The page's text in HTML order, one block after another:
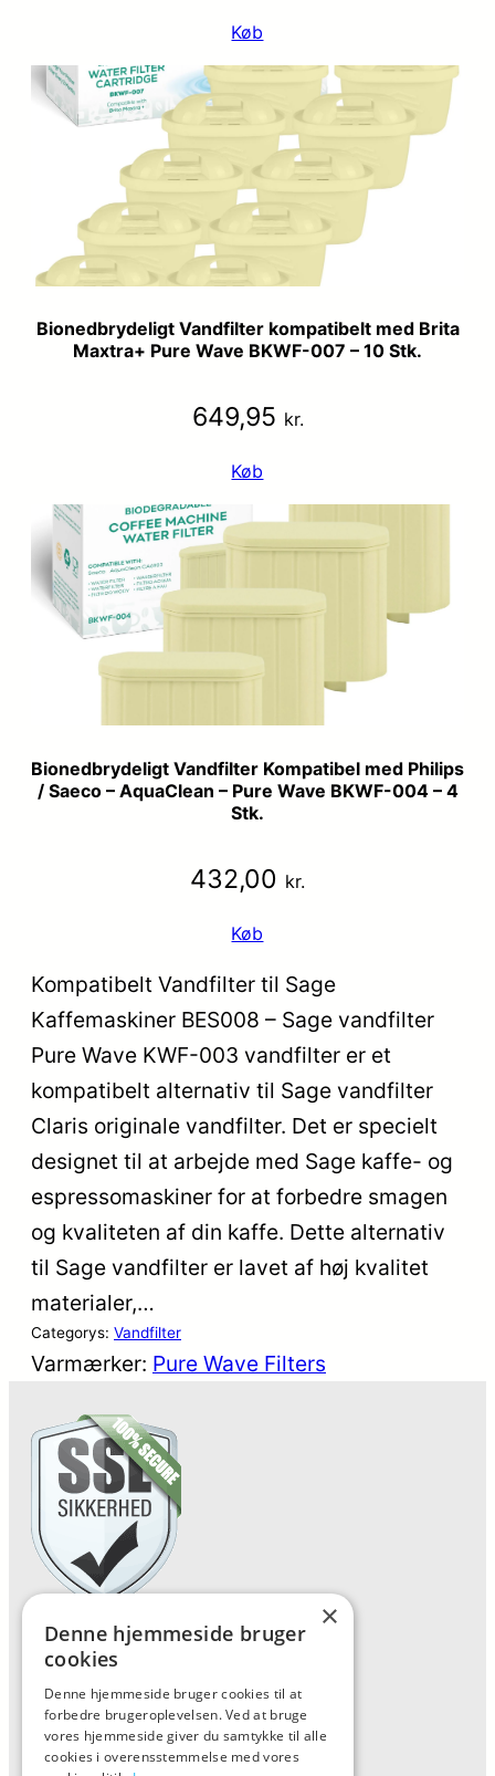
Køb
Bionedbrydeligt Vandfilter kompatibelt med Brita
Maxtra+ Pure Wave BKWF-007 – 10 Stk.
649,95 kr.
Køb
Bionedbrydeligt Vandfilter Kompatibel med Philips
/ Saeco – AquaClean – Pure Wave BKWF-004 – 4
Stk.
432,00 kr.
Køb
Kompatibelt Vandfilter til Sage
Kaffemaskiner BES008 – Sage vandfilter
Pure Wave KWF-003 vandfilter er et
kompatibelt alternativ til Sage vandfilter
Claris originale vandfilter. Det er specielt
designet til at arbejde med Sage kaffe- og
espressomaskiner for at forbedre smagen
og kvaliteten af din kaffe. Dette alternativ
til Sage vandfilter er lavet af høj kvalitet
materialer,…
Categorys: Vandfilter
Varmærker: Pure Wave Filters
Forside
Kontakt
Oversigt artikler
×
Denne hjemmeside bruger
cookies
Denne hjemmeside bruger cookies til at
forbedre brugeroplevelsen. Ved at bruge
vores hjemmeside giver du samtykke til alle
cookies i overensstemmelse med vores